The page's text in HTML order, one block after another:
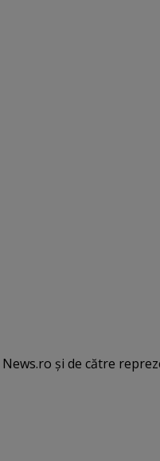
şi de către